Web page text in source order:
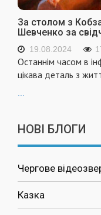
За столом з
Шевченко за
19.08.2024
Останнім часом в
цікава деталь з
НОВІ БЛОГИ
Чергове
Казка